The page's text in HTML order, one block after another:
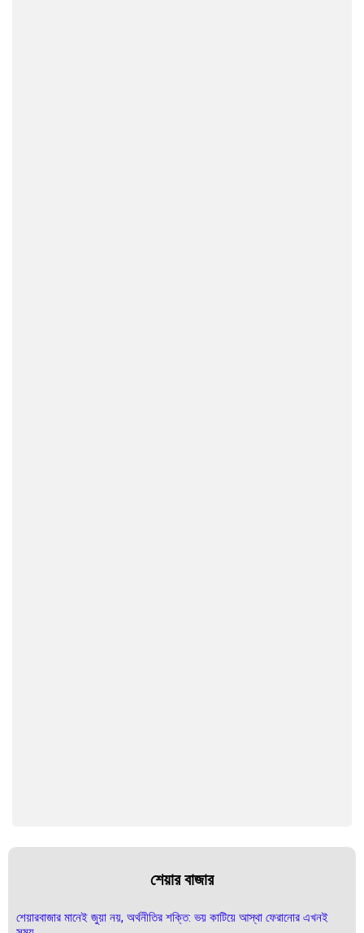
শেয়ার বাজার
শেয়ারবাজার মানেই জুয়া নয়, অর্থনীতির শক্তি: ভয় কাটিয়ে আস্থা ফেরানোর এখনই